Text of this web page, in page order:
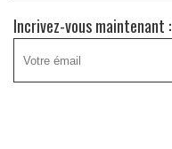
Incrivez-vous maintenant :